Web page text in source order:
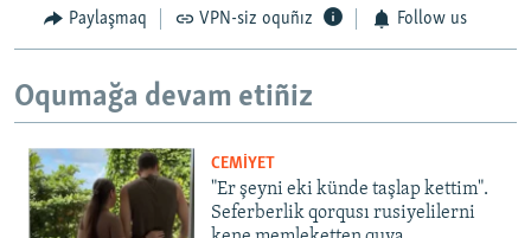
Paylaşmaq VPN-siz oquñız Follow us
Oqumağa devam etiñiz
CEMİYET
"Er şeyni eki künde taşlap kettim".
Seferberlik qorqusı rusiyelilerni